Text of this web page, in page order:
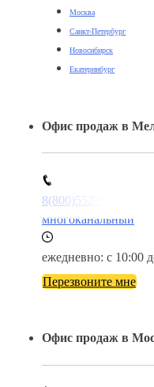
Москва
Санкт-Петербург
Новосибирск
Екатеринбург
Офис продаж в
8(800)5527584
многоканальный
ежедневно: с 10:00
Перезвоните мне
Офис продаж в